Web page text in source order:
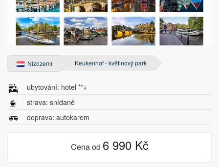
Nizozemí Keukenhof - květinový park
ubytování: hotel **+
strava: snídaně
doprava: autokarem
Cena od 6 990 Kč